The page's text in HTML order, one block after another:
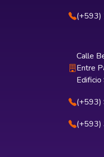
Calle
Entre